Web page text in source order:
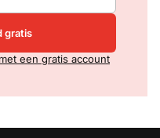
gratis
een gratis account